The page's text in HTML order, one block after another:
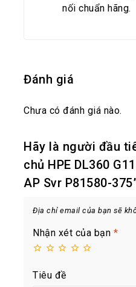
nối chuẩn hãng.
Đánh giá
Chưa có đánh giá nào.
Hãy là người đầu
chủ HPE DL360
AP Svr P81580-
Địa chỉ email của bạn sẽ
Nhận xét của bạn *
Tiêu đề